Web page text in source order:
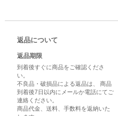
返品について
返品期限
到着後すぐに商品をご確認くださ
い。
不良品・破損品による返品は、 商品
到着後7日以内にメールか電話にてご
連絡ください。
商品代金、送料、手数料を返納いた